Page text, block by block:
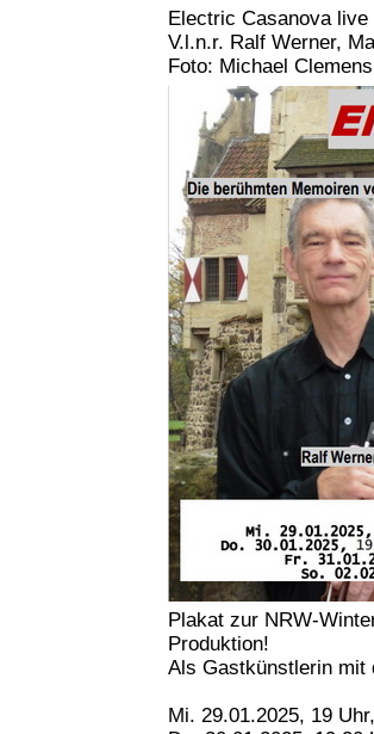
Electric Casanova
V.l.n.r. Ralf Werner,
Foto: Michael Clemens
Plakat zur NRW-
Produktion!
Als Gastkünstlerin mit
Mi. 29.01.2025, 19